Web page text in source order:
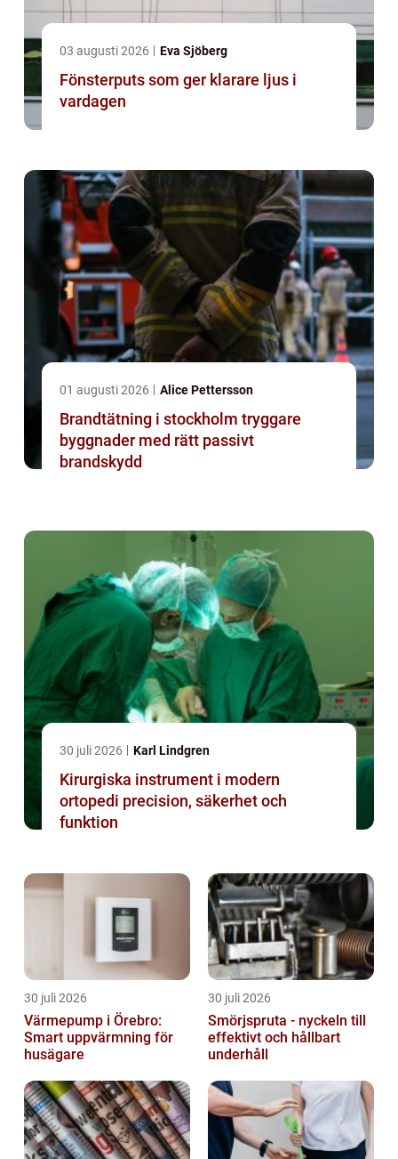
03 augusti 2026 Eva Sjöberg
Fönsterputs som ger klarare ljus i
vardagen
01 augusti 2026 Alice Pettersson
Brandtätning i stockholm tryggare
byggnader med rätt passivt
brandskydd
30 juli 2026 Karl Lindgren
Kirurgiska instrument i modern
ortopedi precision, säkerhet och
funktion
30 juli 2026
Värmepump i Örebro:
Smart uppvärmning för
husägare
30 juli 2026
Smörjspruta - nyckeln till
effektivt och hållbart
underhåll